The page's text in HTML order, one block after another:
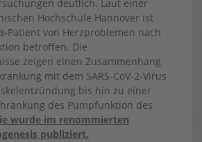
deutlich. Laut einer
Hochschule Hannover ist
Patient von Herzproblemen nach
betroffen. Die
zeigen einen Zusammenhang
mit dem SARS-CoV-2-Virus
bis hin zu einer
des Pumpfunktion des
wurde im renommierten
publiziert.